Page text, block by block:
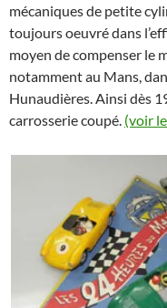
mécaniques de petite
toujours oeuvré dans
moyen de compenser le
notamment au Mans,
Hunaudières. Ainsi dès
carrosserie coupé. (voir